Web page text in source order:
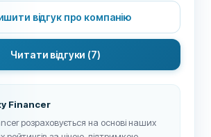
відгук про компанію
Читати відгуки (7)
Financer
розраховується на основі наших